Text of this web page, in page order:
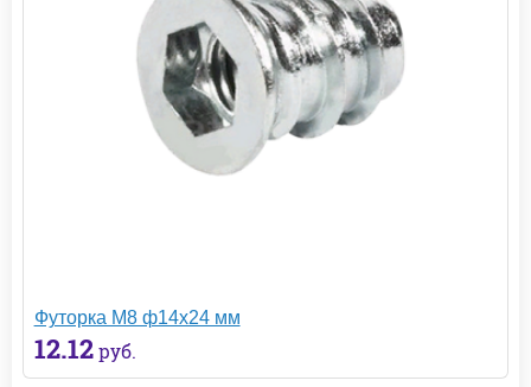
Футорка М8 ф14х24 мм
12.12 руб.